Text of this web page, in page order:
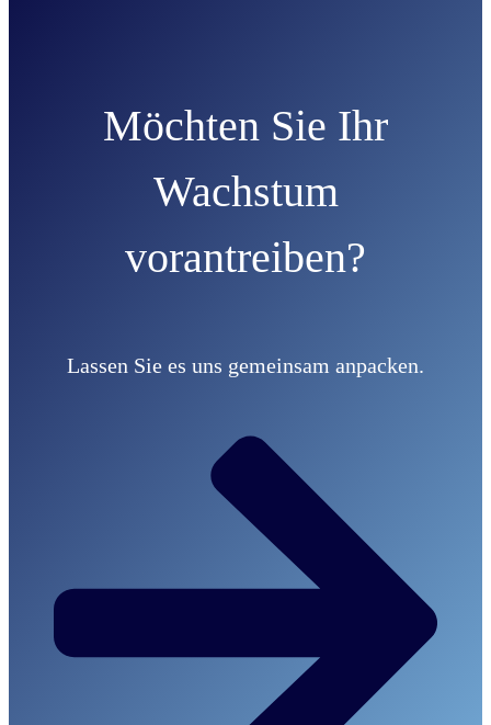
Möchten Sie Ihr
Wachstum
vorantreiben?
Lassen Sie es uns gemeinsam anpacken.